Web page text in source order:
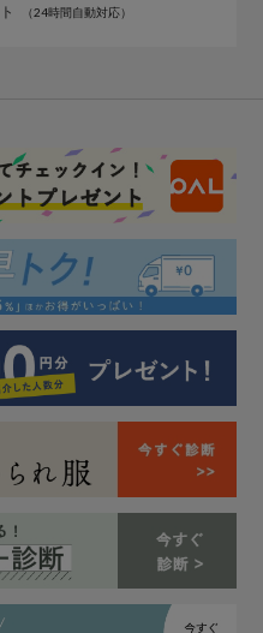
（24時間自動対応）